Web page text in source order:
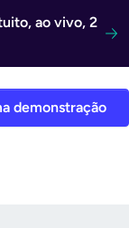
ao vivo, 2
demonstração